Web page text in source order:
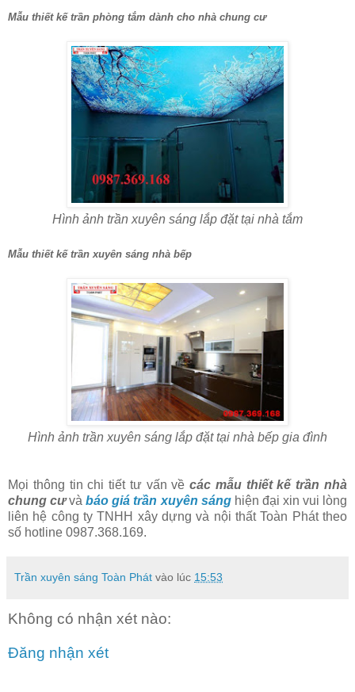
Mẫu thiết kế trần phòng tắm dành cho nhà chung cư
Hình ảnh trần xuyên sáng lắp đặt tại nhà tắm
Mẫu thiết kế trần xuyên sáng nhà bếp
Hình ảnh trần xuyên sáng lắp đặt tại nhà bếp gia đình
Mọi thông tin chi tiết tư vấn vềcác mẫu thiết kế trần nhà
chung cưvàbáo giá trần xuyên sánghiện đại xin vui lòng
liên hệ công ty TNHH xây dựng và nội thất Toàn Phát theo
số hotline 0987.368.169.
Trần xuyên sáng Toàn Phát vào lúc 15:53
Không có nhận xét nào:
Đăng nhận xét